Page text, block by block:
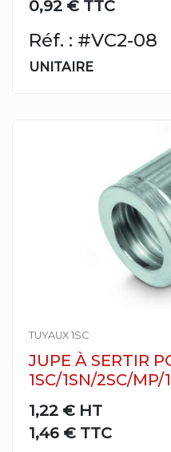
0,92 € TTC
Réf. : #VC2-08
UNITAIRE
TUYAUX 1SC
JUPE À SERTIR
1SC/1SN/2SC/
1,22 € HT
1,46 € TTC